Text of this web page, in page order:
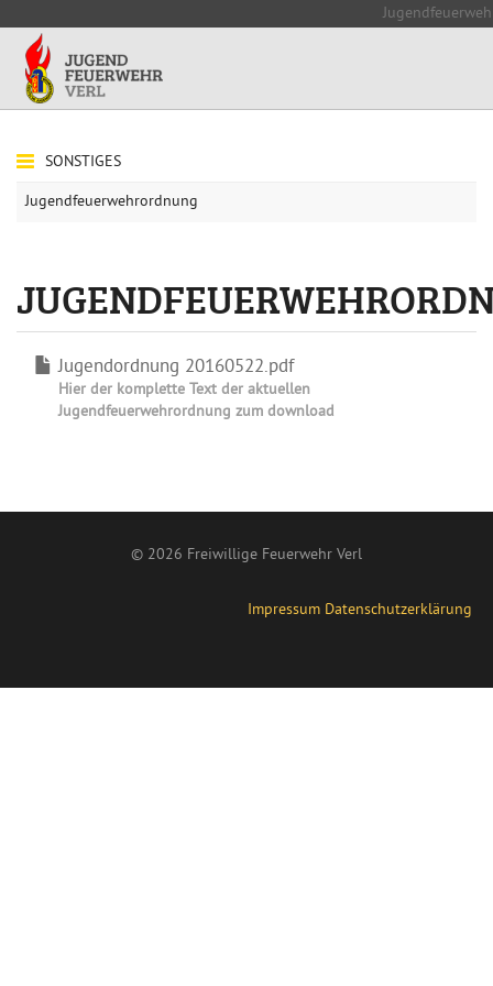
SONSTIGES
Jugendfeuerwehrordnung
Jugendordnung 20160522.pdf
Hier der komplette Text der aktuellen
Jugendfeuerwehrordnung zum download
© 2026 Freiwillige Feuerwehr Verl
Impressum Datenschutzerklärung